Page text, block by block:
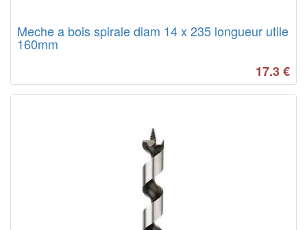
Meche a bois spirale diam 14 x 235 longueur utile
160mm
17.3€